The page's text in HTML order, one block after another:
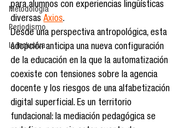
Metodología
Periodismo
IA Inclusiva
para alumnos con experiencias lingüísticas
diversas Axios.
Desde una perspectiva antropológica, esta
adopción anticipa una nueva configuración
de la educación en la que la automatización
coexiste con tensiones sobre la agencia
docente y los riesgos de una alfabetización
digital superficial. Es un territorio
fundacional: la mediación pedagógica se